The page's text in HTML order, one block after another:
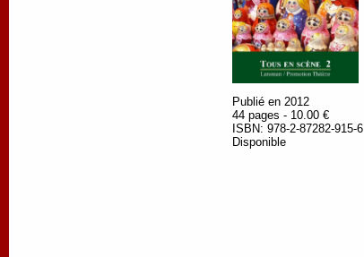
Publié en 2012
44 pages - 10.00 €
ISBN: 978-2-87282-915-6
Disponible